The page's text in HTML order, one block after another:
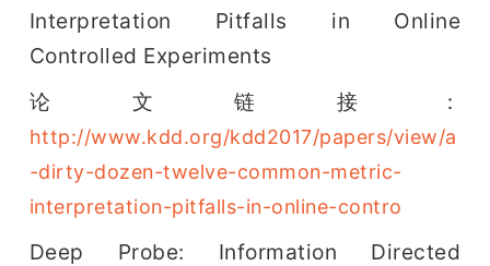
Interpretation Pitfalls in Online
Controlled Experiments
论文链接：
http://www.kdd.org/kdd2017/papers/view/a
-dirty-dozen-twelve-common-metric-
interpretation-pitfalls-in-online-contro
Deep Probe: Information Directed